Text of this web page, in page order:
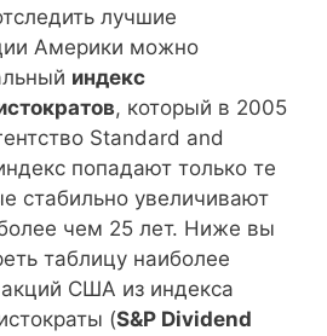
MRKC
MSNG
LSRG
PMSB
(прив.) PMSB_p
RZSB
лучшие
Америки можно
индекс
, который в 2005
Standard and
попадают только те
стабильно увеличивают
чем 25 лет. Ниже вы
таблицу наиболее
США из индекса
(S&P Dividend